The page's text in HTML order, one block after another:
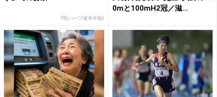
PR(ハーブ健康本舗)
0mと100mH2冠／滋...